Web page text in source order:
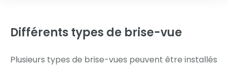
quelle est la meilleure option ? Tschoeppé vous
Différents types de brise-vue
Plusieurs types de brise-vues peuvent être installés